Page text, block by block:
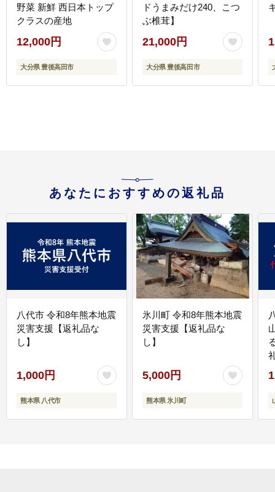
野菜 新鮮 西日本トップ
クラスの産地
12,000円
大分県 豊後高田市
ドうまみだけ240、こつ
ぶ椎茸】
21,000円
大分県 豊後高田市
あなたにおすすめの返礼品
八代市 令和8年熊本地震
災害支援【返礼品な
し】
1,000円
熊本県 八代市
氷川町 令和8年熊本地震
災害支援【返礼品な
し】
5,000円
熊本県 氷川町